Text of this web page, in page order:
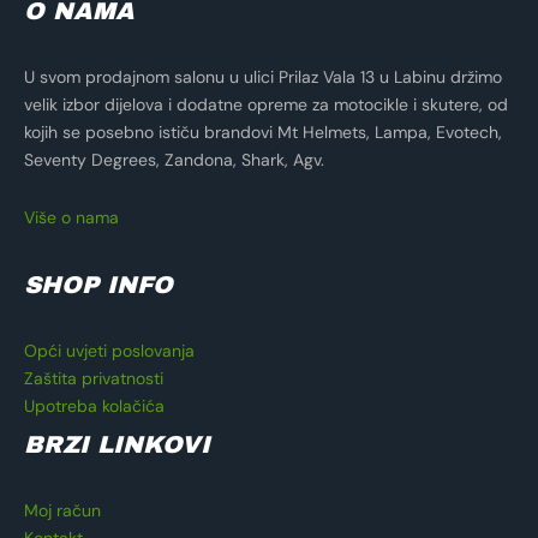
O NAMA
U svom prodajnom salonu u ulici Prilaz Vala 13 u Labinu držimo
velik izbor dijelova i dodatne opreme za motocikle i skutere, od
kojih se posebno ističu brandovi Mt Helmets, Lampa, Evotech,
Seventy Degrees, Zandona, Shark, Agv.
Više o nama
SHOP INFO
Opći uvjeti poslovanja
Zaštita privatnosti
Upotreba kolačića
BRZI LINKOVI
Moj račun